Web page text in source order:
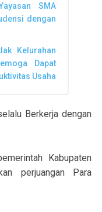
SMA
dengan
Kelurahan
Dapat
Usaha
Berkerja dengan
Kabupaten
perjuangan Para